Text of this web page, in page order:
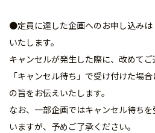
●定員に達した企画へのお申し込み
いたします。
キャンセルが発生した際に、改めてご
「キャンセル待ち」で受け付けた場
の旨をお伝えいたします。
なお、一部企画ではキャンセル待ち
いますが、予めご了承ください。